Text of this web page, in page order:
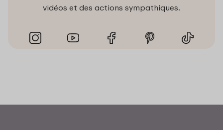
vidéos et des actions sympathiques.